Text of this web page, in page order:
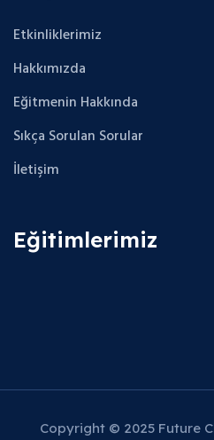
Etkinliklerimiz
Hakkımızda
Eğitmenin Hakkında
Sıkça Sorulan Sorular
İletişim
Eğitimlerimiz
Copyright © 2025 Future